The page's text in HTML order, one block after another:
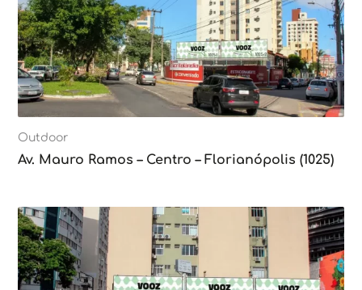
Outdoor
Av. Mauro Ramos – Centro – Florianópolis (1025)